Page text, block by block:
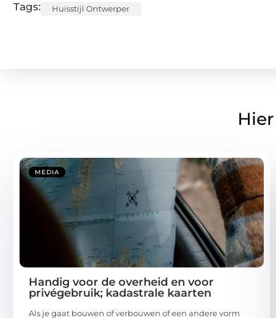
Tags: Huisstijl Ontwerper
MEDIA
Handig voor de overheid en voor
privégebruik; kadastrale kaarten
Als je gaat bouwen of verbouwen of een andere vorm